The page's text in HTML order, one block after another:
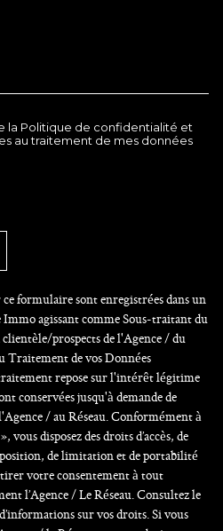
la Politique de confidentialité et
au traitement de mes données
formulaire sont enregistrées dans un
agissant comme Sous-traitant du
prospects de l'Agence / du
Traitement de vos Données
repose sur l'intérêt légitime
conservées jusqu'à demande de
/ au Réseau. Conformément à
disposez des droits d’accès, de
de limitation et de portabilité
votre consentement à tout
l’Agence / Le Réseau. Consultez le
sur vos droits. Si vous